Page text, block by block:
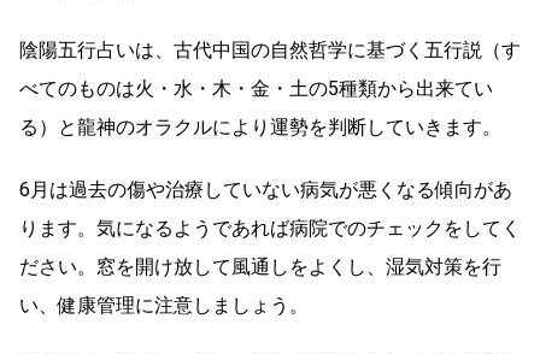
陰陽五行占いは、古代中国の自然哲学に基づく五行説（す
べてのものは火・水・木・金・土の5種類から出来てい
る）と龍神のオラクルにより運勢を判断していきます。
6月は過去の傷や治療していない病気が悪くなる傾向があ
ります。気になるようであれば病院でのチェックをしてく
ださい。窓を開け放して風通しをよくし、湿気対策を行
い、健康管理に注意しましょう。